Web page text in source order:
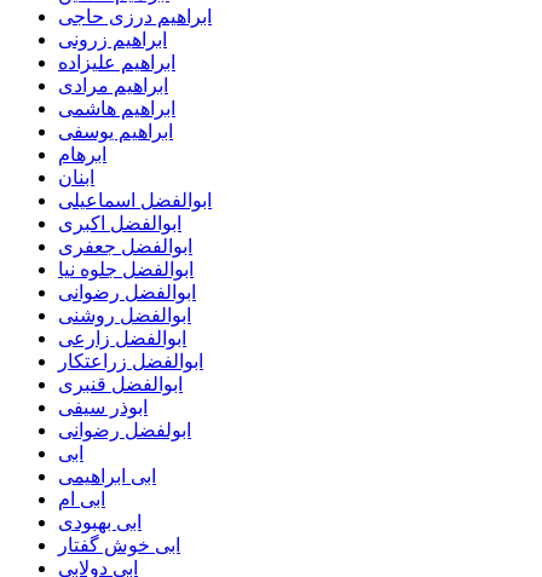
ابراهیم درزی حاجی
ابراهیم زرونی
ابراهیم علیزاده
ابراهیم مرادی
ابراهیم هاشمی
ابراهیم یوسفی
ابرهام
ابنان
ابوالفضل اسماعیلی
ابوالفضل اکبری
ابوالفضل جعفری
ابوالفضل جلوه نیا
ابوالفضل رضوانی
ابوالفضل روشنی
ابوالفضل زارعی
ابوالفضل زراعتکار
ابوالفضل قنبری
ابوذر سیفی
ابولفضل رضوانی
ابی
ابی ابراهیمی
ابی ام
ابی بهبودی
ابی خوش گفتار
ابی دولابی